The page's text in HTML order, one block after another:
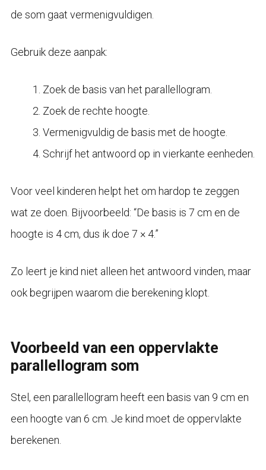
de som gaat vermenigvuldigen.
Gebruik deze aanpak:
Zoek de basis van het parallellogram.
Zoek de rechte hoogte.
Vermenigvuldig de basis met de hoogte.
Schrijf het antwoord op in vierkante eenheden.
Voor veel kinderen helpt het om hardop te zeggen
wat ze doen. Bijvoorbeeld: “De basis is 7 cm en de
hoogte is 4 cm, dus ik doe 7 × 4.”
Zo leert je kind niet alleen het antwoord vinden, maar
ook begrijpen waarom die berekening klopt.
Voorbeeld van een oppervlakte
parallellogram som
Stel, een parallellogram heeft een basis van 9 cm en
een hoogte van 6 cm. Je kind moet de oppervlakte
berekenen.